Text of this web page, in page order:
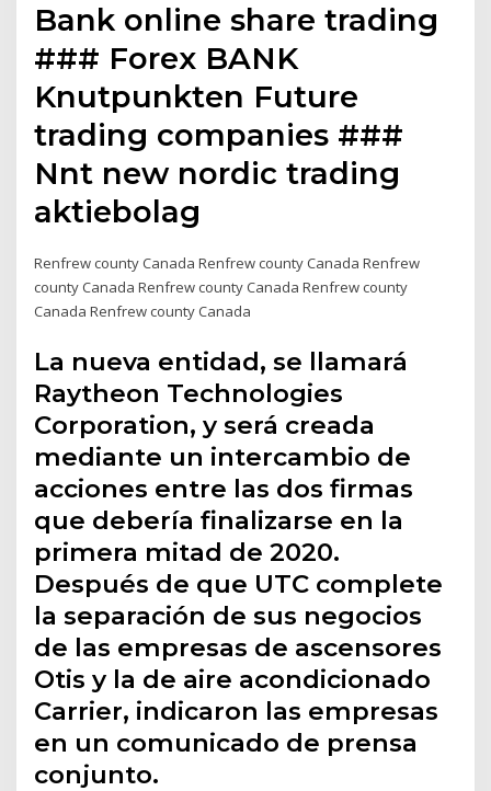
Bank online share trading
### Forex BANK
Knutpunkten Future
trading companies ###
Nnt new nordic trading
aktiebolag
Renfrew county Canada Renfrew county Canada Renfrew
county Canada Renfrew county Canada Renfrew county
Canada Renfrew county Canada
La nueva entidad, se llamará
Raytheon Technologies
Corporation, y será creada
mediante un intercambio de
acciones entre las dos firmas
que debería finalizarse en la
primera mitad de 2020.
Después de que UTC complete
la separación de sus negocios
de las empresas de ascensores
Otis y la de aire acondicionado
Carrier, indicaron las empresas
en un comunicado de prensa
conjunto.